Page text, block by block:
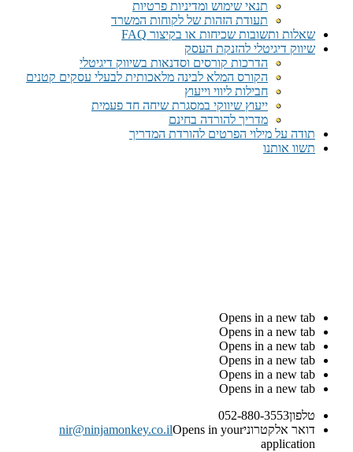
תנאי שימוש ומדיניות פרטיות
תעודת הזהות של לקוחות המשרד
שאלות ותשובות שכיחות או בקיצור FAQ
שיווק דיגיטלי להזנקת העסק
הדרכות קורסים וסדנאות בשיווק דיגיטלי
הקורס המלא לבינה מלאכותית לבעלי עסקים קטנים
חבילות ליווי וייעוץ
ייעוץ שיווקי במסגרת שיחה חד פעמית​
מדריך להורדה בחינם
תודה על מילוי הפרטים להורדת המדריך
תשוו אותנו
Opens in a new tab
Opens in a new tab
Opens in a new tab
Opens in a new tab
Opens in a new tab
Opens in a new tab
טלפון052-880-3553
דואר אלקטרוני
nir@ninjamonkey.co.ilOpens in your
application